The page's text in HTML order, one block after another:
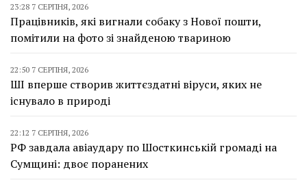
23:28 7 СЕРПНЯ, 2026
Працівників, які вигнали собаку з Нової пошти,
помітили на фото зі знайденою твариною
22:50 7 СЕРПНЯ, 2026
ШІ вперше створив життєздатні віруси, яких не
існувало в природі
22:12 7 СЕРПНЯ, 2026
РФ завдала авіаудару по Шосткинській громаді на
Сумщині: двоє поранених